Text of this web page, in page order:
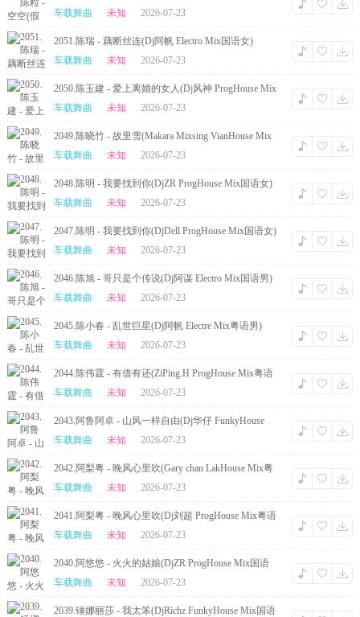
车载舞曲
未知 2026-07-23
2051.陈瑞 - 藕断丝连(Dj阿帆 Electro Mix国语女)
车载舞曲
未知 2026-07-23
2050.陈玉建 - 爱上离婚的女人(Dj风神 ProgHouse Mix
国语男)
车载舞曲 未知 2026-07-23
2049.陈晓竹 - 故里雪(Makara Mixsing VianHouse Mix
国语女)
车载舞曲 未知 2026-07-23
2048.陈明 - 我要找到你(DjZR ProgHouse Mix国语女)
车载舞曲
未知 2026-07-23
2047.陈明 - 我要找到你(DjDell ProgHouse Mix国语女)
车载舞曲
未知 2026-07-23
2046.陈旭 - 哥只是个传说(Dj阿谋 Electro Mix国语男)
车载舞曲
未知 2026-07-23
2045.陈小春 - 乱世巨星(Dj阿帆 Electre Mix粤语男)
车载舞曲
未知 2026-07-23
2044.陈伟霆 - 有借有还(ZiPing.H ProgHouse Mix粤语
男)
车载舞曲 未知 2026-07-23
2043.阿鲁阿卓 - 山风一样自由(Dj华仔 FunkyHouse
Mix国语女)咚鼓
车载舞曲 未知 2026-07-23
2042.阿梨粤 - 晚风心里吹(Gary chan LakHouse Mix粤
语女)
车载舞曲 未知 2026-07-23
2041.阿梨粤 - 晚风心里吹(Dj刘超 ProgHouse Mix粤语
女)
车载舞曲 未知 2026-07-23
2040.阿悠悠 - 火火的姑娘(DjZR ProgHouse Mix国语
女)
车载舞曲 未知 2026-07-23
2039.锤娜丽莎 - 我太笨(DjRichz FunkyHouse Mix国语